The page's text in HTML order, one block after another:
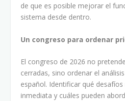
de que es posible mejorar el
sistema desde dentro.
Un congreso para ordenar
El congreso de 2026 no
cerradas, sino ordenar el
español. Identificar qué
inmediata y cuáles pueden